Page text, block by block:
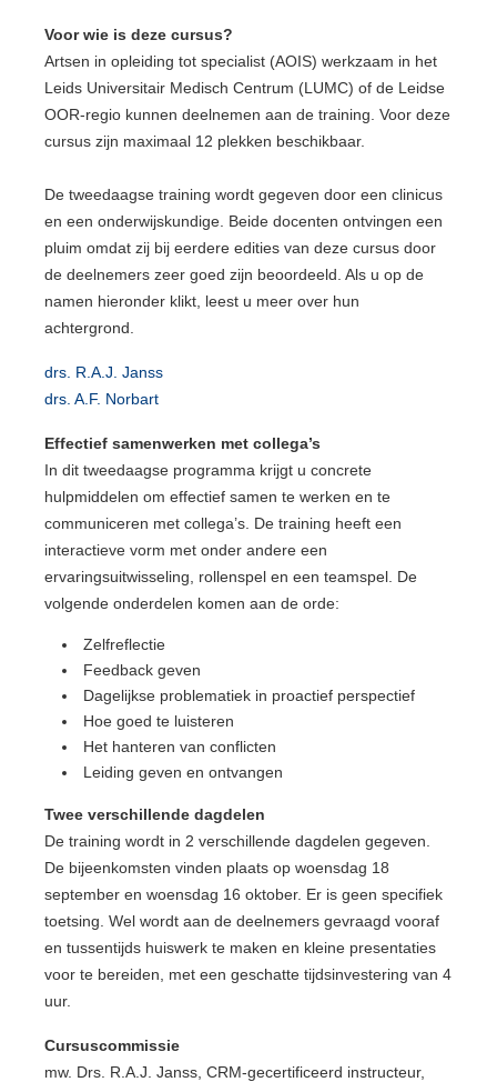
Voor wie is deze cursus?
Artsen in opleiding tot specialist (AOIS) werkzaam in het
Leids Universitair Medisch Centrum (LUMC) of de Leidse
OOR-regio kunnen deelnemen aan de training. Voor deze
cursus zijn maximaal 12 plekken beschikbaar.
De tweedaagse training wordt gegeven door een clinicus
en een onderwijskundige. Beide docenten ontvingen een
pluim omdat zij bij eerdere edities van deze cursus door
de deelnemers zeer goed zijn beoordeeld. Als u op de
namen hieronder klikt, leest u meer over hun
achtergrond.
drs. R.A.J. Janss
drs. A.F. Norbart
Effectief samenwerken met collega’s
In dit tweedaagse programma krijgt u concrete
hulpmiddelen om effectief samen te werken en te
communiceren met collega’s. De training heeft een
interactieve vorm met onder andere een
ervaringsuitwisseling, rollenspel en een teamspel. De
volgende onderdelen komen aan de orde:
Zelfreflectie
Feedback geven
Dagelijkse problematiek in proactief perspectief
Hoe goed te luisteren
Het hanteren van conflicten
Leiding geven en ontvangen
Twee verschillende dagdelen
De training wordt in 2 verschillende dagdelen gegeven.
De bijeenkomsten vinden plaats op woensdag 18
september en woensdag 16 oktober. Er is geen specifiek
toetsing. Wel wordt aan de deelnemers gevraagd vooraf
en tussentijds huiswerk te maken en kleine presentaties
voor te bereiden, met een geschatte tijdsinvestering van 4
uur.
Cursuscommissie
mw. Drs. R.A.J. Janss, CRM-gecertificeerd instructeur,